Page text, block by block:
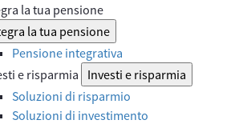
la tua pensione
la tua pensione
Pensione integrativa
e risparmia
Investi e risparmia
Soluzioni di risparmio
Soluzioni di investimento